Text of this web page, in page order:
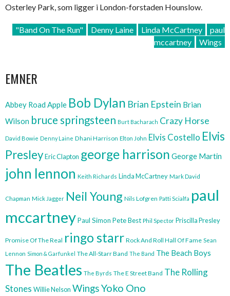
Osterley Park, som ligger i London-forstaden Hounslow.
"Band On The Run" Denny Laine Linda McCartney
paul
mccartney
Wings
EMNER
Abbey Road Apple Bob Dylan Brian Epstein Brian
Wilson bruce springsteen Burt Bacharach Crazy Horse
David Bowie Denny Laine Dhani Harrison Elton John Elvis Costello Elvis
PresleyEric Clapton george harrison George Martin
john lennon Keith Richards Linda McCartney Mark David
Chapman Mick Jagger Neil Young Nils Lofgren Patti Scialfa paul
mccartneyPaul Simon Pete Best Phil Spector Priscilla Presley
Promise Of The Real ringo starr Rock And Roll Hall Of Fame Sean
Lennon Simon & Garfunkel The All-Starr Band The Band The Beach Boys
The Beatles The Byrds The E Street Band The Rolling
Stones Willie Nelson WingsYoko Ono